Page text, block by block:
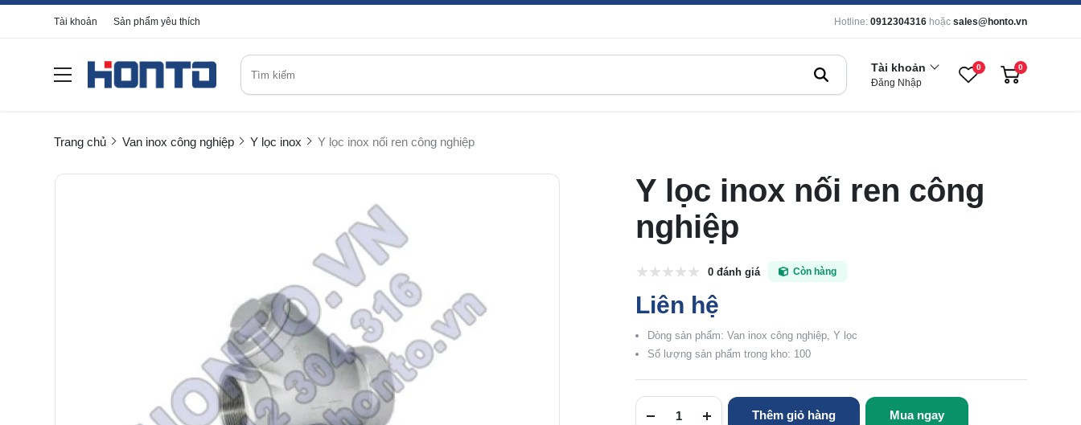
Tài khoản Sản phẩm yêu thích Hotline: 0912304316 hoặc sales@honto.vn
Tài khoản
Đăng Nhập
0 0
Trang chủ Van inox công nghiệp Y lọc inox Y lọc inox nối ren công nghiệp
Y lọc inox nối ren công
nghiệp
0 đánh giá Còn hàng
Liên hệ
Dòng sản phẩm: Van inox công nghiệp, Y lọc
Số lượng sản phẩm trong kho: 100
Thêm giỏ hàng Mua ngay